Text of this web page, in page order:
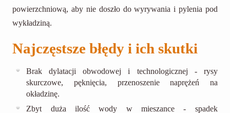
powierzchniową, aby nie doszło do wyrywania i pylenia pod
wykładziną.
Najczęstsze błędy i ich skutki
Brak dylatacji obwodowej i technologicznej - rysy
skurczowe, pęknięcia, przenoszenie naprężeń na
okładzinę.
Zbyt duża ilość wody w mieszance - spadek